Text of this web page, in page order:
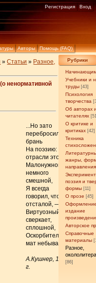
Авторы Помощь (FAQ)
Регистрация Вход
Рубрики
Учебники и
труды [43]
Психология
творчества
Об авторах
читателях
О критике и
критиках [42]
Техника
жанры,
направления
поэзия и
формы [11]
О прозе [45]
издание
Авторское
Справочные
материалы
Разное,
[86]
»Статьи » Разное,
ненормативной
...Но зато
перебросилась
брань
На поэзию: в
отрасли этой
Малонужной,
немного
смешной,
Я всегда
говорил, что
отсталой, —
Виртуозный
сверкает,
сплошной,
Оскорбительный
мат небывалый!
А.Кушнер, 1995
г.